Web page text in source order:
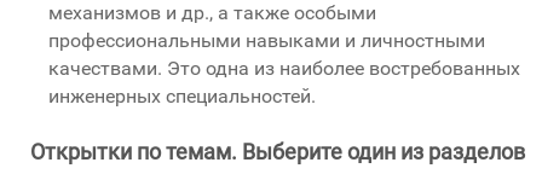
механизмов и др., а также особыми
профессиональными навыками и личностными
качествами. Это одна из наиболее востребованных
инженерных специальностей.
Открытки по темам. Выберите один из разделов